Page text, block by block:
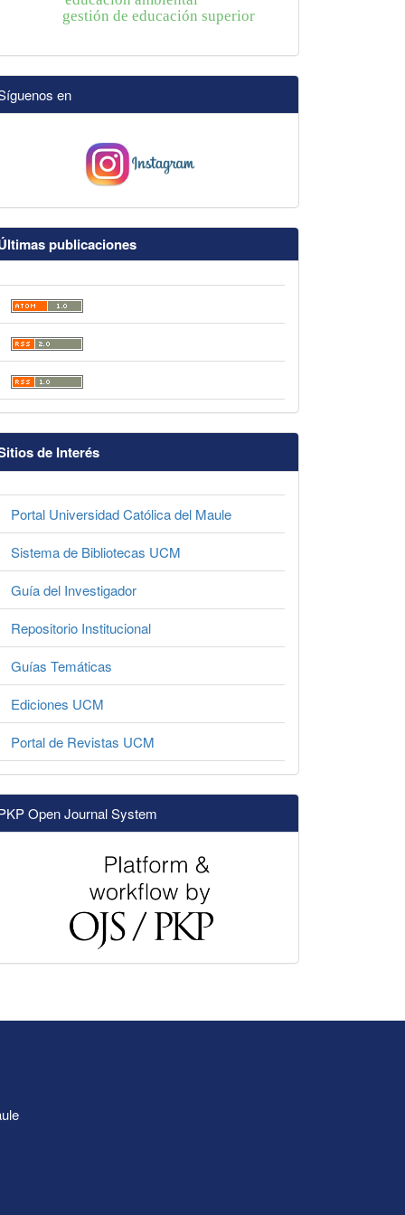
gestión de educación superior
en
publicaciones
de Interés
Portal Universidad Católica del Maule
Sistema de Bibliotecas UCM
Guía del Investigador
Repositorio Institucional
Guías Temáticas
Ediciones UCM
Portal de Revistas UCM
Open Journal System